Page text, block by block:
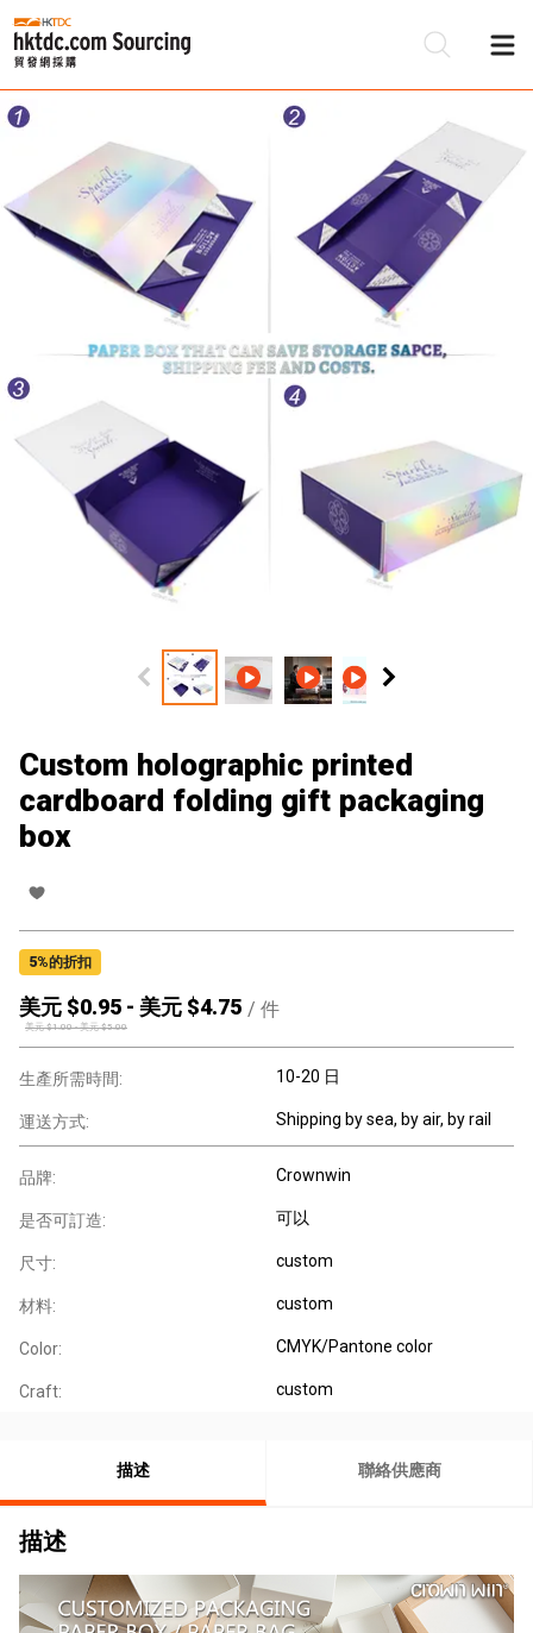
Custom holographic printed
cardboard folding gift packaging
box
5%的折扣
美元 $0.95 - 美元 $4.75 / 件
美元 $1.00-美元 $5.00
生產所需時間: 10-20 日
運送方式: Shipping by sea, by air, by rail
品牌: Crownwin
是否可訂造: 可以
尺寸: custom
材料: custom
Color: CMYK/Pantone color
Craft: custom
描述 聯絡供應商
描述